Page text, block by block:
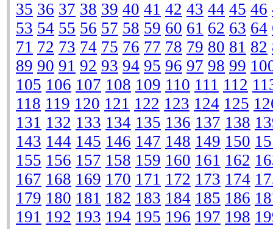
35 36 37 38 39 40 41 42 43 44 45 46
53 54 55 56 57 58 59 60 61 62 63 64
71 72 73 74 75 76 77 78 79 80 81 82
89 90 91 92 93 94 95 96 97 98 99
105 106 107 108 109 110 111 112
118 119 120 121 122 123 124 125
131 132 133 134 135 136 137 138
143 144 145 146 147 148 149 150
155 156 157 158 159 160 161 162
167 168 169 170 171 172 173 174
179 180 181 182 183 184 185 186
191 192 193 194 195 196 197 198